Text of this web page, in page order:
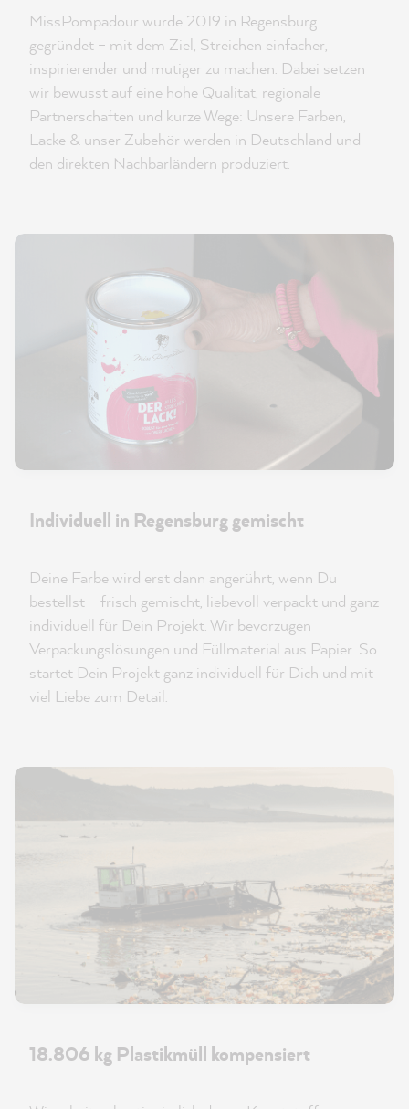
MissPompadour wurde 2019 in Regensburg
gegründet – mit dem Ziel, Streichen einfacher,
inspirierender und mutiger zu machen. Dabei setzen
wir bewusst auf eine hohe Qualität, regionale
Partnerschaften und kurze Wege: Unsere Farben,
Lacke & unser Zubehör werden in Deutschland und
den direkten Nachbarländern produziert.
Individuell in Regensburg gemischt
Deine Farbe wird erst dann angerührt, wenn Du
bestellst – frisch gemischt, liebevoll verpackt und ganz
individuell für Dein Projekt. Wir bevorzugen
Verpackungslösungen und Füllmaterial aus Papier. So
startet Dein Projekt ganz individuell für Dich und mit
viel Liebe zum Detail.
18.806 kg Plastikmüll kompensiert